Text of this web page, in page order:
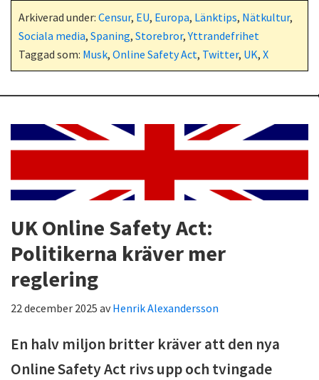
Arkiverad under: Censur, EU, Europa, Länktips, Nätkultur,
Sociala media, Spaning, Storebror,Yttrandefrihet
Taggad som: Musk, Online Safety Act, Twitter, UK, X
UK Online Safety Act:
Politikerna kräver mer
reglering
22 december 2025 avHenrik Alexandersson
En halv miljon britter kräver att den nya
Online Safety Act rivs upp och tvingade